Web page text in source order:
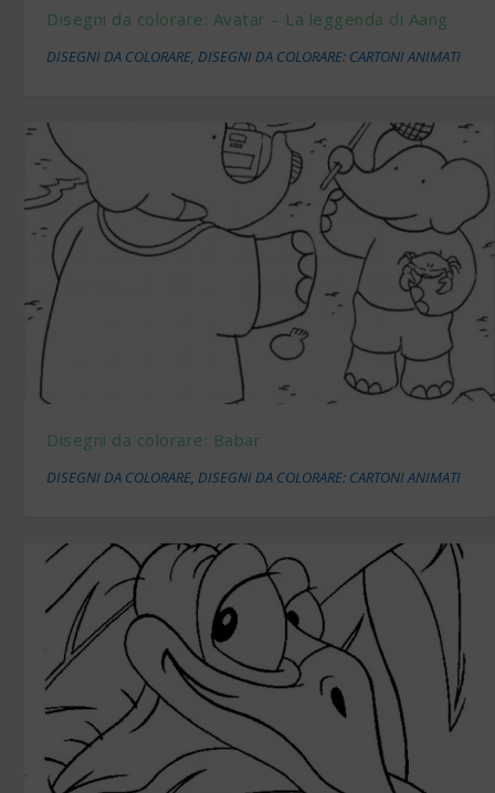
Disegni da colorare: Avatar – La leggenda di Aang
DISEGNI DA COLORARE,DISEGNI DA COLORARE: CARTONI ANIMATI
Disegni da colorare: Babar
DISEGNI DA COLORARE,DISEGNI DA COLORARE: CARTONI ANIMATI